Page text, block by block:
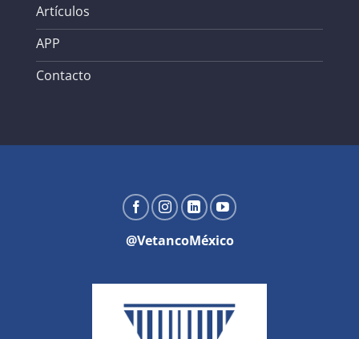
Artículos
APP
Contacto
@VetancoMéxico